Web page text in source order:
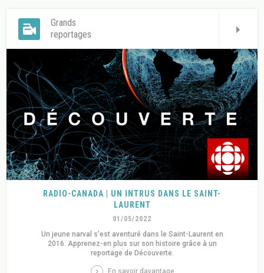
Grands
reportages
RADIO-CANADA | UN INTRUS DANS LE SAINT-
LAURENT
01/05/2022
Un jeune narval s’est aventuré dans le Saint-Laurent en
2016. Apprenez-en plus sur son histoire grâce à un
reportage de Découverte.
En savoir davantage